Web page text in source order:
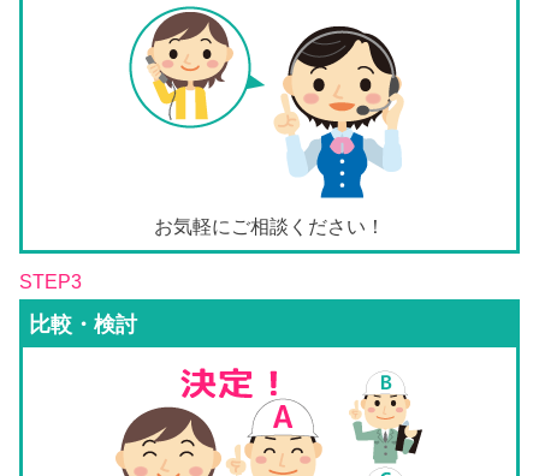
お気軽にご相談ください！
STEP3
比較・検討